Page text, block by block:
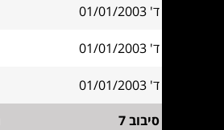
ד' 01/01/2003
ד' 01/01/2003
ד' 01/01/2003
סיבוב 7